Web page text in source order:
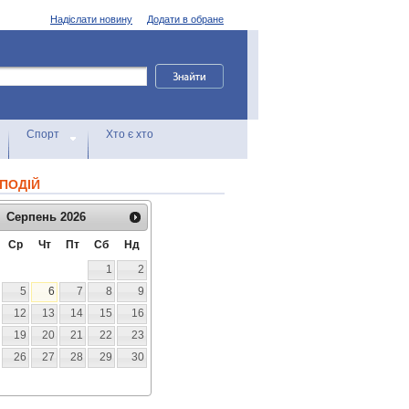
Додати в обране
Надіслати новину
Спорт Хто є хто
Серпень 2026
Ср Чт Пт Сб
Нд
1
2
5 6 7 8
9
12 13 14 15
16
19 20 21 22
23
26 27 28 29
30